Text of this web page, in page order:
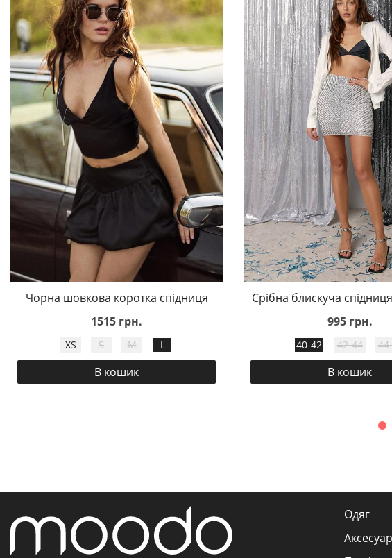
Чорна шовкова коротка спідниця
1515 грн.
XS S M L
В кошик
Срібна блискуча
995 грн.
40-42 42-44
В кошик
Одяг